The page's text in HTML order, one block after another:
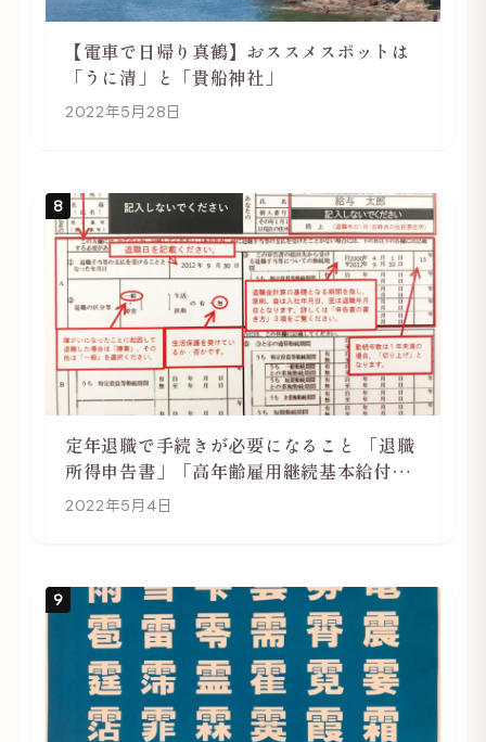
【電車で日帰り真鶴】おススメスポットは
「うに清」と「貴船神社」
2022年5月28日
8
定年退職で手続きが必要になること 「退職
所得申告書」「高年齢雇用継続基本給付金
受給資格確認」
2022年5月4日
9